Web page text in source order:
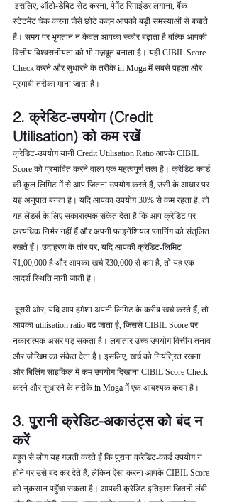
इसलिए, ऑटो-डेबिट सेट करना, पेमेंट रिमाइंडर लगाना, बैंक
स्टेटमेंट चेक करना जैसे छोटे कदम आपको बड़ी समस्याओं से बचाते
हैं। समय पर भुगतान न केवल आपका स्कोर बढ़ाता है बल्कि आपकी
वित्तीय विश्वसनीयता को भी मज़बूत बनाता है। यही CIBIL Score
Check करने और सुधारने के तरीके in Moga में सबसे पहला और
प्रभावी तरीका माना जाता है।
2. क्रेडिट-उपयोग (Credit
Utilisation) को कम रखें
क्रेडिट-उपयोग यानी Credit Utilisation Ratio आपके CIBIL
Score को प्रभावित करने वाला एक महत्वपूर्ण तत्व है। क्रेडिट-कार्ड
की कुल लिमिट में से आप जितना उपयोग करते हैं, उसी के आधार पर
यह अनुपात बनता है। यदि आपका उपयोग 30% से कम रहता है, तो
यह लेंडर्स के लिए सकारात्मक संकेत देता है कि आप क्रेडिट पर
अत्यधिक निर्भर नहीं हैं और अपनी फाइनेंशियल प्लानिंग को संतुलित
रखते हैं। उदाहरण के तौर पर, यदि आपकी क्रेडिट-लिमिट
₹1,00,000 है और आपका खर्च ₹30,000 से कम है, तो यह एक
आदर्श स्थिति मानी जाती है।
दूसरी ओर, यदि आप हमेशा अपनी लिमिट के करीब खर्च करते हैं, तो
आपका utilisation ratio बढ़ जाता है, जिससे CIBIL Score पर
नकारात्मक असर पड़ सकता है। लगातार उच्च उपयोग वित्तीय तनाव
और जोखिम का संकेत देता है। इसलिए, खर्च को नियंत्रित रखना
और बिलिंग साइकिल में कम उपयोग दिखाना CIBIL Score Check
करने और सुधारने के तरीके in Moga में एक आवश्यक कदम है।
3. पुरानी क्रेडिट-अकाउंट्स को बंद न
करें
बहुत से लोग यह गलती करते हैं कि पुराना क्रेडिट-कार्ड उपयोग न
होने पर उसे बंद कर देते हैं, लेकिन ऐसा करना आपके CIBIL Score
को नुकसान पहुँचा सकता है। आपकी क्रेडिट इतिहास जितनी लंबी